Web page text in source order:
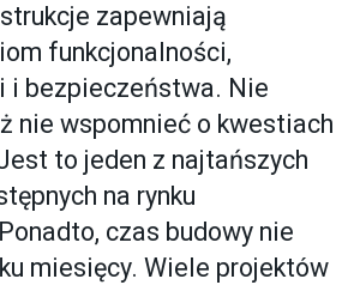
zapewniają
funkcjonalności,
i bezpieczeństwa. Nie
nie wspomnieć o kwestiach
to jeden z najtańszych
na rynku
czas budowy nie
miesięcy. Wiele projektów